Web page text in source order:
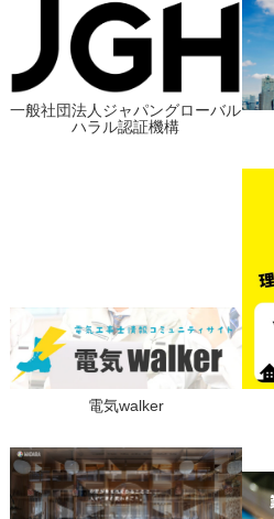
一般社団法人ジャパングローバル
ハラル認証機構
電気walker